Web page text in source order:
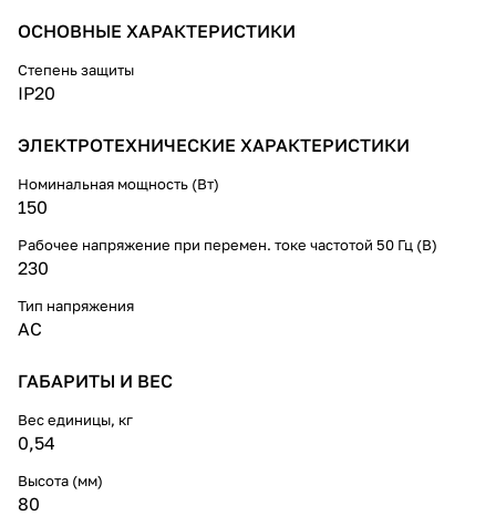
воздуха максимально
режимах работы. Подключение
посредством зажимов делает
ОСНОВНЫЕ ХАРАКТЕРИСТИКИ
Степень защиты
IP20
ЭЛЕКТРОТЕХНИЧЕСКИЕ ХАРАКТЕРИСТИКИ
Номинальная мощность (Вт)
150
Рабочее напряжение при перемен. токе частотой 50 Гц (В)
230
Тип напряжения
AC
ГАБАРИТЫ И ВЕС
Вес единицы, кг
0,54
Высота (мм)
80